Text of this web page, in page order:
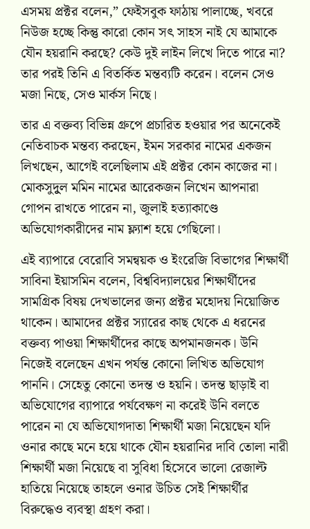
এসময় প্রক্টর বলেন,” ফেইসবুক ফাঠায় পালাচ্ছে, খবরে
নিউজ হচ্ছে কিন্তু কারো কোন সৎ সাহস নাই যে আমাকে
যৌন হয়রানি করছে? কেউ দুই লাইন লিখে দিতে পারে না?
তার পরই তিনি এ বিতর্কিত মন্তব্যটি করেন। বলেন সেও
মজা নিছে, সেও মার্কস নিছে।
তার এ বক্তব্য বিভিন্ন গ্রুপে প্রচারিত হওয়ার পর অনেকেই
নেতিবাচক মন্তব্য করছেন, ইমন সরকার নামের একজন
লিখছেন, আগেই বলেছিলাম এই প্রক্টর কোন কাজের না।
মোকসুদুূল মমিন নামের আরেকজন লিখেন আপনারা
গোপন রাখতে পারেন না, জুলাই হত্যাকাণ্ডে
অভিযোগকারীদের নাম ফ্ল্যাশ হয়ে গেছিলো।
এই ব্যাপারে বেরোবি সমন্বয়ক ও ইংরেজি বিভাগের শিক্ষার্থী
সাবিনা ইয়াসমিন বলেন, বিশ্ববিদ্যালয়ের শিক্ষার্থীদের
সামগ্রিক বিষয় দেখভালের জন্য প্রক্টর মহোদয় নিয়োজিত
থাকেন। আমাদের প্রক্টর স্যারের কাছ থেকে এ ধরনের
বক্তব্য পাওয়া শিক্ষার্থীদের কাছে অপমানজনক। উনি
নিজেই বলেছেন এখন পর্যন্ত কোনো লিখিত অভিযোগ
পাননি। সেহেতু কোনো তদন্ত ও হয়নি। তদন্ত ছাড়াই বা
অভিযোগের ব্যাপারে পর্যবেক্ষণ না করেই উনি বলতে
পারেন না যে অভিযোগদাতা শিক্ষার্থী মজা নিয়েছেন যদি
ওনার কাছে মনে হয়ে থাকে যৌন হয়রানির দাবি তোলা নারী
শিক্ষার্থী মজা নিয়েছে বা সুবিধা হিসেবে ভালো রেজাল্ট
হাতিয়ে নিয়েছে তাহলে ওনার উচিত সেই শিক্ষার্থীর
বিরুদ্ধেও ব্যবস্থা গ্রহণ করা।